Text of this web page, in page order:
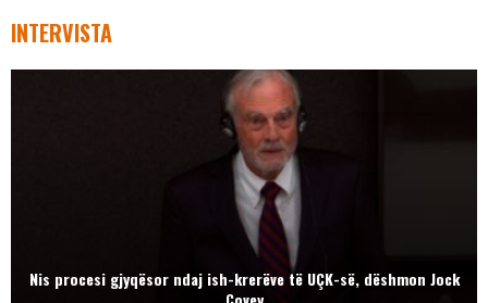
INTERVISTA
Nis procesi gjyqësor ndaj ish-krerëve të UÇK-së, dëshmon Jock